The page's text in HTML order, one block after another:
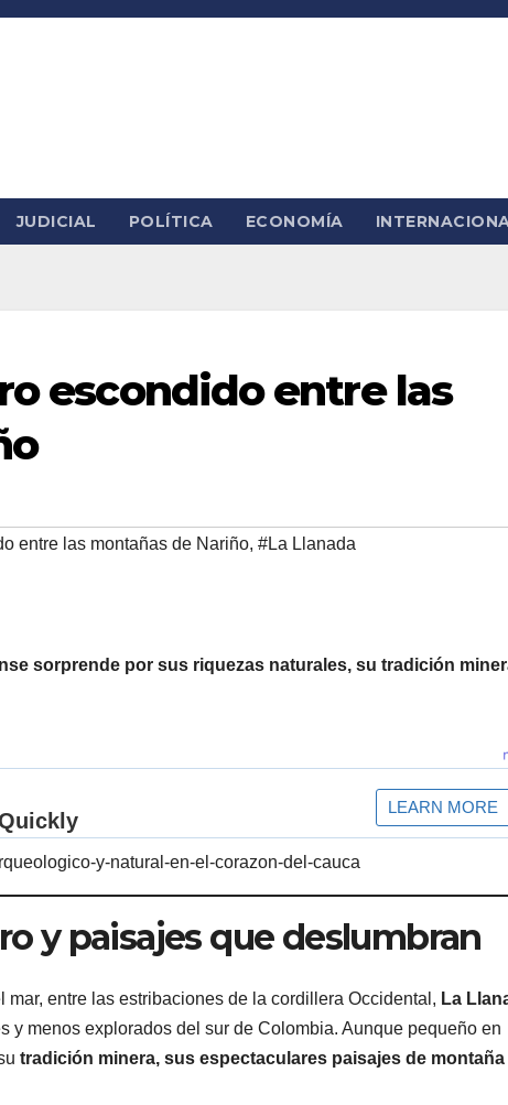
JUDICIAL POLÍTICA ECONOMÍA
escondido entre las
entre las montañas de Nariño, #La Llanada
sorprende por sus riquezas naturales, su tradición
y-natural-en-el-corazon-del-cauca
y paisajes que deslumbran
entre las estribaciones de la cordillera Occidental, La
y menos explorados del sur de Colombia. Aunque pequeño en
tradición minera, sus espectaculares paisajes de